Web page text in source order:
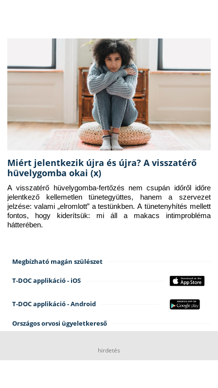
Miért jelentkezik újra és újra? A visszatérő
hüvelygomba okai (x)
A visszatérő hüvelygomba-fertőzés nem csupán időről időre
jelentkező kellemetlen tünetegyüttes, hanem a szervezet
jelzése: valami „elromlott” a testünkben. A tünetenyhítés mellett
fontos, hogy kiderítsük: mi áll a makacs intimprobléma
hátterében.
Megbízható magán szülészet
T-DOC applikáció - iOS
T-DOC applikáció - Android
Országos orvosi ügyeletkereső
hirdetés